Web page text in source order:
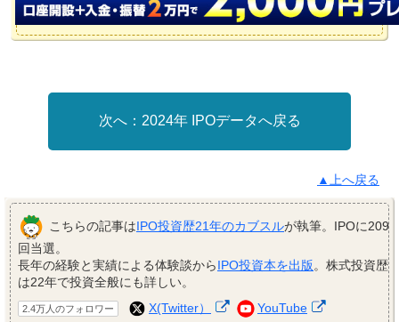
2024年 IPOデータへ戻る
▲上へ戻る
こちらの記事はIPO投資歴21年のカブスルが執筆。IPOに209
回当選。
長年の経験と実績による体験談からIPO投資本を出版。株式投資歴
は22年で投資全般にも詳しい。
2.4万人のフォロワー X(Twitter） YouTube